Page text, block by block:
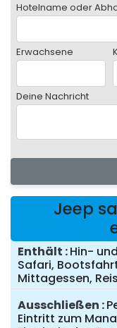
Hotelname oder
Erwachsene
Deine Nachricht
Jeep
Enthält Hin-
Safari,
Mittagessen,
Ausschließen
Eintritt zum